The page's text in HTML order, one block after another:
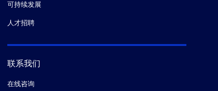
可持续发展
人才招聘
联系我们
在线咨询